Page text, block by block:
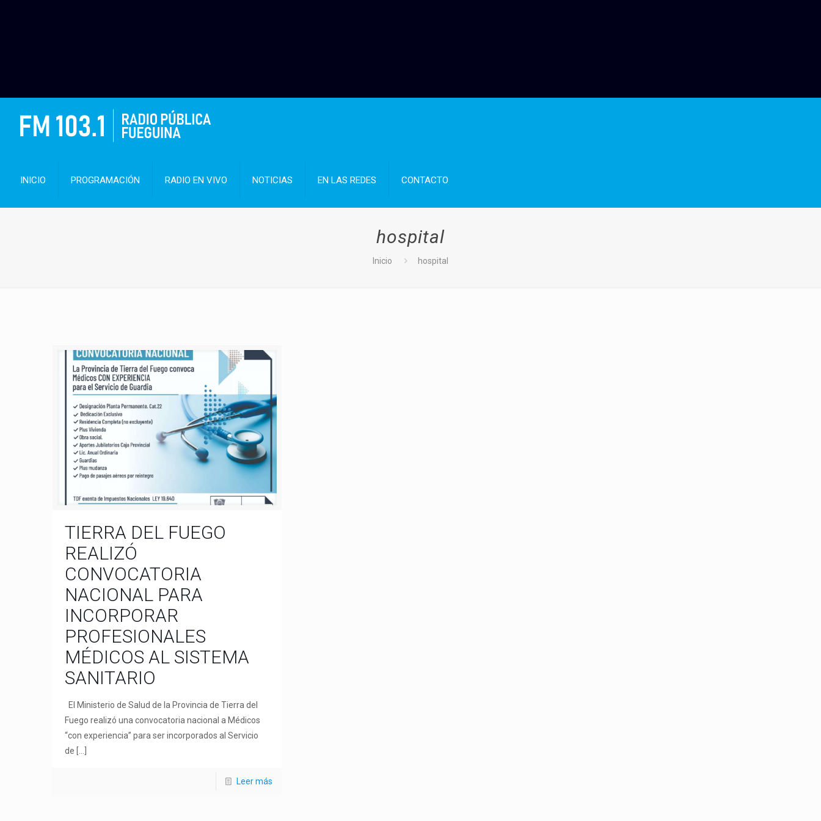
INICIO PROGRAMACIÓN RADIO EN VIVO NOTICIAS EN LAS REDES CONTACTO
hospital
Inicio hospital
TIERRA DEL FUEGO
REALIZÓ
CONVOCATORIA
NACIONAL PARA
INCORPORAR
PROFESIONALES
MÉDICOS AL SISTEMA
SANITARIO
El Ministerio de Salud de la Provincia de Tierra del
Fuego realizó una convocatoria nacional a Médicos
“con experiencia” para ser incorporados al Servicio
de
Leer más